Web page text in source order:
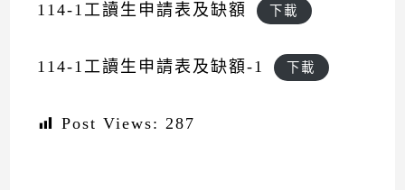
114-1工讀生申請表及缺額 下載
114-1工讀生申請表及缺額-1 下載
Post Views: 287